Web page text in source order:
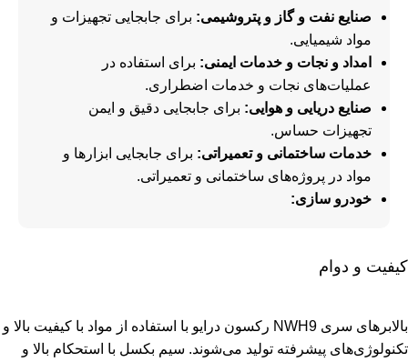
صنایع نفت و گاز و پتروشیمی: برای جابجایی تجهیزات و
مواد شیمیایی.
امداد و نجات و خدمات ایمنی: برای استفاده در
عملیات‌های نجات و خدمات اضطراری.
صنایع دریایی و هوایی: برای جابجایی دقیق و ایمن
تجهیزات حساس.
خدمات ساختمانی و تعمیراتی: برای جابجایی ابزارها و
مواد در پروژه‌های ساختمانی و تعمیراتی.
خودرو سازی:
کیفیت و دوام
بالابر‌های سری NWH9 رکسون درایو با استفاده از مواد با کیفیت بالا و
تکنولوژی‌های پیشرفته تولید می‌شوند. سیم بکسل با استحکام بالا و